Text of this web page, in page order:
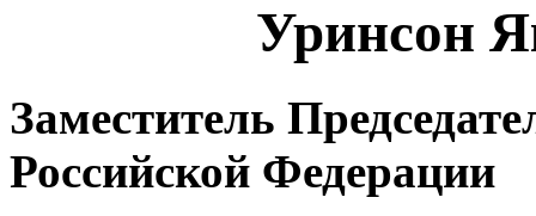
Уринсон
Заместитель
Российской Федерации